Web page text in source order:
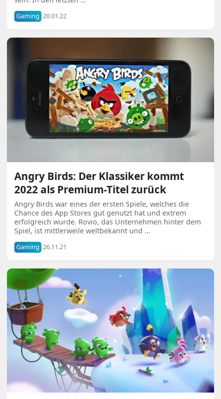
Gaming 20.01.22
Angry Birds: Der Klassiker kommt
2022 als Premium-Titel zurück
Angry Birds war eines der ersten Spiele, welches die
Chance des App Stores gut genutzt hat und extrem
erfolgreich wurde. Rovio, das Unternehmen hinter dem
Spiel, ist mittlerweile weltbekannt und …
Gaming 26.11.21